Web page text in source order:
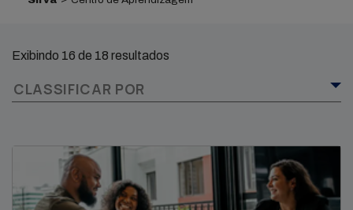
Exibindo 16 de 18 resultados
CLASSIFICAR POR